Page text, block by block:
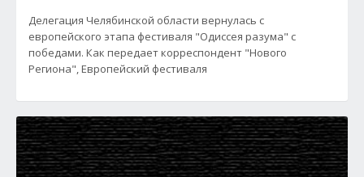
Делегация Челябинской области вернулась с
европейского этапа фестиваля "Одиссея разума" с
победами. Как передает корреспондент "Нового
Региона", Европейский фестиваля